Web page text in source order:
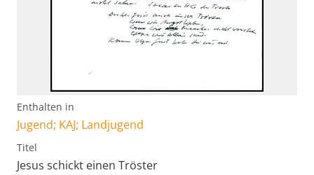
Enthalten in
Jugend; KAJ; Landjugend
Titel
Jesus schickt einen Tröster